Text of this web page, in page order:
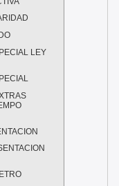
LEY